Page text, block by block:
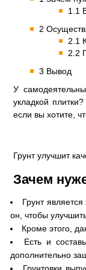
1.1
2
2.1
2.2
3 Вывод
У
укладкой
если вы хотите,
Грунт улучшит
Зачем
Грунт
он, чтобы
Кроме этого,
Есть и
дополнительно